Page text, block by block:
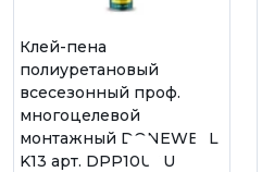
Клей-пена
полиуретановый
всесезонный проф.
многоцелевой
монтажный DONEWELL
K13 арт. DPP10UAU